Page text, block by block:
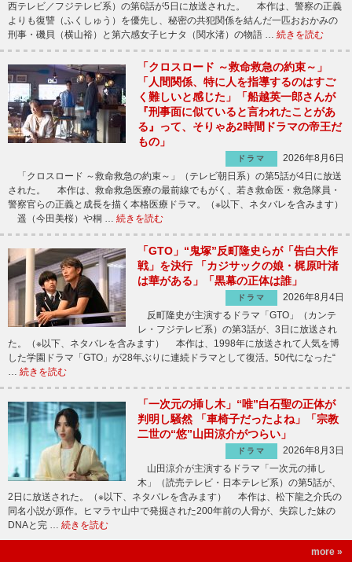
西テレビ／フジテレビ系）の第6話が5日に放送された。 本作は、警察の正義
よりも復讐（ふくしゅう）を優先し、秘密の共犯関係を結んだ一匹おおかみの
刑事・磯貝（横山裕）と第六感女子ヒナタ（関水渚）の物語 … 続きを読む
「クロスロード ～救命救急の約束～」
「人間関係、特に人を指導するのはすご
く難しいと感じた」「船越英一郎さんが
『刑事面に似ていると言われたことがあ
る』って、そりゃあ2時間ドラマの帝王だ
もの」
ドラマ
2026年8月6日
「クロスロード ～救命救急の約束～」（テレビ朝日系）の第5話が4日に放送
された。 本作は、救命救急医療の最前線でもがく、若き救命医・救急隊員・
警察官らの正義と成長を描く本格医療ドラマ。（※以下、ネタバレを含みます）
遥（今田美桜）や桐 … 続きを読む
「GTO」“鬼塚”反町隆史らが「告白大作
戦」を決行 「カジサックの娘・梶原叶渚
は華がある」「黒幕の正体は誰」
ドラマ
2026年8月4日
反町隆史が主演するドラマ「GTO」（カンテ
レ・フジテレビ系）の第3話が、3日に放送され
た。（※以下、ネタバレを含みます） 本作は、1998年に放送されて人気を博
した学園ドラマ「GTO」が28年ぶりに連続ドラマとして復活。50代になった“
… 続きを読む
「一次元の挿し木」“唯”白石聖の正体が
判明し騒然 「車椅子だったよね」「宗教
二世の“悠”山田涼介がつらい」
ドラマ
2026年8月3日
山田涼介が主演するドラマ「一次元の挿し
木」（読売テレビ・日本テレビ系）の第5話が、
2日に放送された。（※以下、ネタバレを含みます） 本作は、松下龍之介氏の
同名小説が原作。ヒマラヤ山中で発掘された200年前の人骨が、失踪した妹の
DNAと完 … 続きを読む
more »